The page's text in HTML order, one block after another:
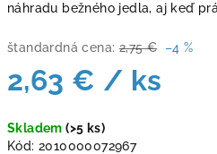
náhradu bežného jedla, aj keď
štandardná cena: 2,75 € –4 %
2,63 € / ks
cena:
Skladem(>5 ks)
Kód: 2010000072967